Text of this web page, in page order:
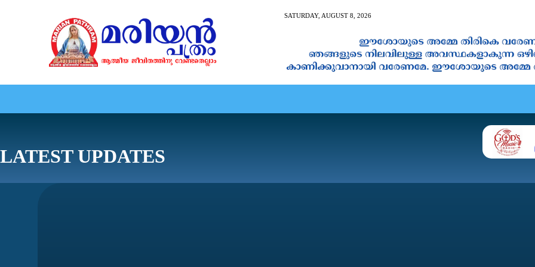
SATURDAY, AUGUST 8, 2026
LATEST UPDATES